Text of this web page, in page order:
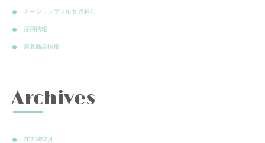
カーショップツルタ 西桂店
採用情報
新着商品情報
Archives
2026年2月